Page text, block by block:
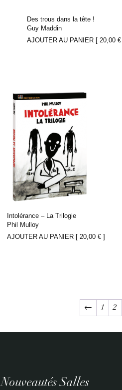
Des trous dans la tête !
Guy Maddin
AJOUTER AU PANIER [20,00€
Intolérance – La Trilogie
Phil Mulloy
AJOUTER AU PANIER [20,00€ ]
← 1 2
Nouveautés Salles